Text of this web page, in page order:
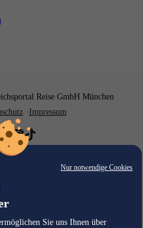
Nur notwendige Cookies
Sie uns Ihnen über
Reise GmbH München
Impressum